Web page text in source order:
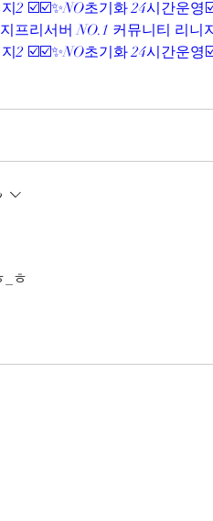
2 ☑️☑️✨NO초기화 24시간운영
프리서버 NO.1 커뮤니티 리니
2 ☑️☑️✨NO초기화 24시간운영
_ㅎ